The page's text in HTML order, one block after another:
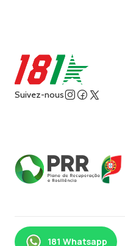
Suivez-nous
2026 181keepers.